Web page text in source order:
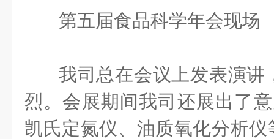
第五届食品科学年会现场
我司总在会议上发表演讲
烈。会展期间我司还展出了
凯氏定氮仪、油质氧化分析